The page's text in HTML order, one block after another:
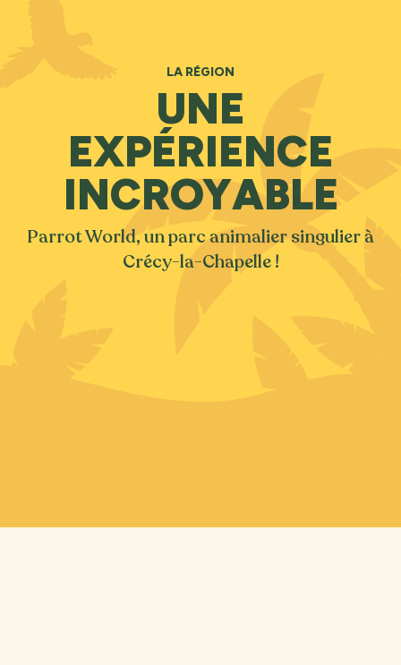
LA RÉGION
UNE
EXPÉRIENCE
INCROYABLE
Parrot World, un parc animalier singulier à
Crécy-la-Chapelle !